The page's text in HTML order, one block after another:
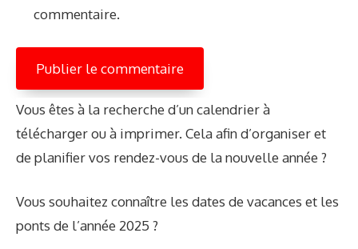
commentaire.
Vous êtes à la recherche d’un calendrier à
télécharger ou à imprimer. Cela afin d’organiser et
de planifier vos rendez-vous de la nouvelle année ?
Vous souhaitez connaître les dates de vacances et les
ponts de l’année 2025 ?